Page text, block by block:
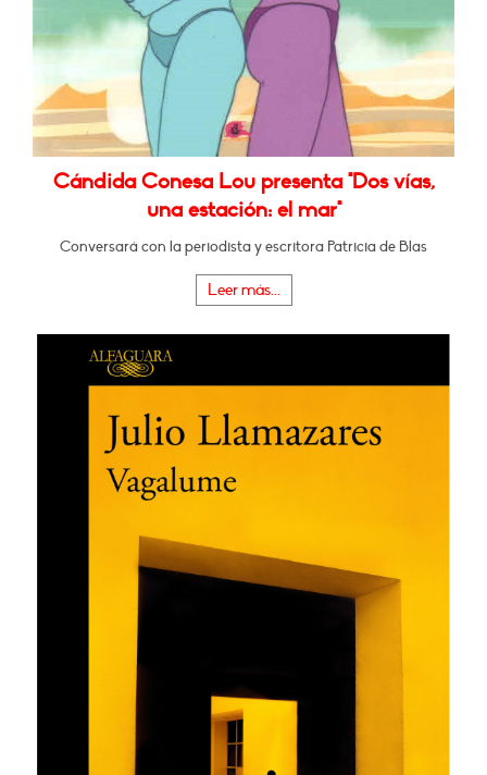
Cándida Conesa Lou presenta "Dos vías,
una estación: el mar"
Conversará con la periodista y escritora Patricia de Blas
Leer más...